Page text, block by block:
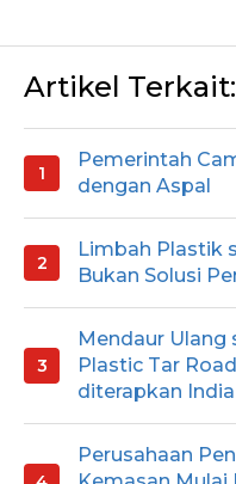
Artikel Terkait:
Pemerintah
dengan Aspal
Limbah Plastik
Bukan Solusi
Mendaur
Plastic Tar
diterapkan India
Perusahaan